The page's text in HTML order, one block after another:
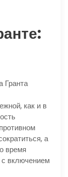
как и в
а
время
включением